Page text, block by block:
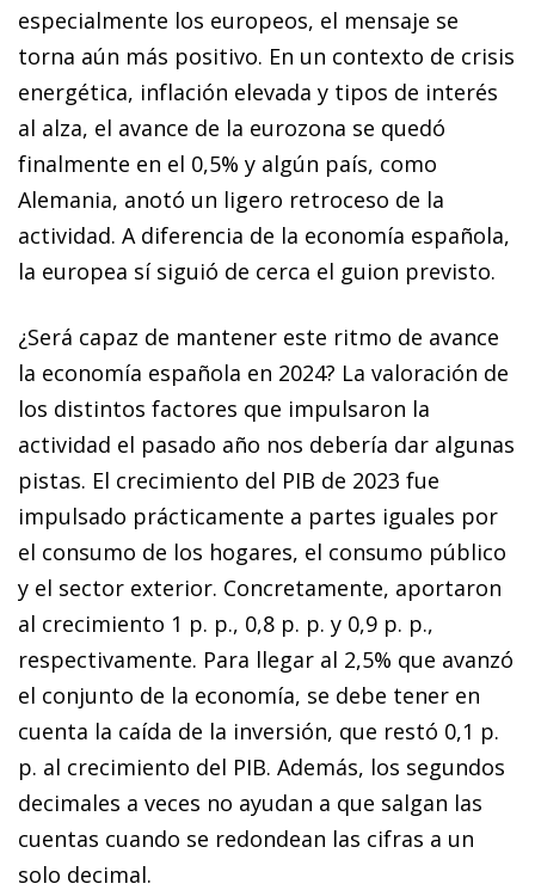
especialmente los europeos, el mensaje se
torna aún más positivo. En un contexto de crisis
energética, inflación elevada y tipos de interés
al alza, el avance de la eurozona se quedó
finalmente en el 0,5% y algún país, como
Alemania, anotó un ligero retroceso de la
actividad. A diferencia de la economía española,
la europea sí siguió de cerca el guion previsto.
¿Será capaz de mantener este ritmo de avance
la economía española en 2024? La valoración de
los distintos factores que impulsaron la
actividad el pasado año nos debería dar algunas
pistas. El crecimiento del PIB de 2023 fue
impulsado prácticamente a partes iguales por
el consumo de los hogares, el consumo público
y el sector exterior. Concretamente, aportaron
al crecimiento 1 p. p., 0,8 p. p. y 0,9 p. p.,
respectivamente. Para llegar al 2,5% que avanzó
el conjunto de la economía, se debe tener en
cuenta la caída de la inversión, que restó 0,1 p.
p. al crecimiento del PIB. Además, los segundos
decimales a veces no ayudan a que salgan las
cuentas cuando se redondean las cifras a un
solo decimal.